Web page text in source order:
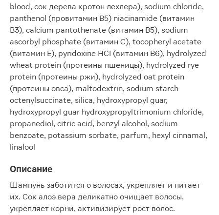
blood, сок дерева кротон лехлера), sodium chloride,
panthenol (провитамин В5) niacinamide (витамин
В3), calcium pantothenate (витамин В5), sodium
ascorbyl phosphate (витамин С), tocopheryl acetate
(витамин Е), pyridoxine HCI (витамин В6), hydrolyzed
wheat protein (протеины пшеницы), hydrolyzed rye
protein (протеины ржи), hydrolyzed oat protein
(протеины овса), maltodextrin, sodium starch
octenylsuccinate, silica, hydroxypropyl guar,
hydroxypropyl guar hydroxypropyltrimonium chloride,
propanediol, citric acid, benzyl alcohol, sodium
benzoate, potassium sorbate, parfum, hexyl cinnamal,
linalool
Описание
Шампунь заботится о волосах, укрепляет и питает
их. Сок алоэ вера деликатно очищает волосы,
укрепляет корни, активизирует рост волос.